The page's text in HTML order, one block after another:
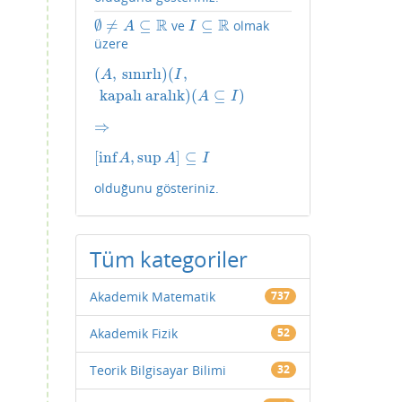
∅ ≠ A ⊆ R
∅ ≠A ⊆R ve I ⊆ R
I⊆R
olmak
üzere
(A, sınırlı)(I ,
kapalı aralık)(A ⊆ I)
(A sınırlı)(I,kapalı aralık
⇒
⇒
[infA, sup A] ⊆ I
[infA,supA] ⊆I
olduğunu gösteriniz.
Tüm kategoriler
Akademik Matematik 737
Akademik Fizik 52
Teorik Bilgisayar Bilimi 32